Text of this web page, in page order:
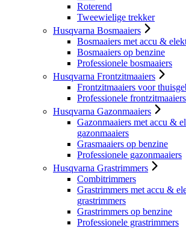
Roterend
Tweewielige trekker
Husqvarna Bosmaaiers
Bosmaaiers met accu &
Bosmaaiers op benzine
Professionele bosmaaiers
Husqvarna Frontzitmaaiers
Frontzitmaaiers voor
Professionele frontzitmaaiers
Husqvarna Gazonmaaiers
Gazonmaaiers met accu &
gazonmaaiers
Grasmaaiers op benzine
Professionele gazonmaaiers
Husqvarna Grastrimmers
Combitrimmers
Grastrimmers met accu &
grastrimmers
Grastrimmers op benzine
Professionele grastrimmers